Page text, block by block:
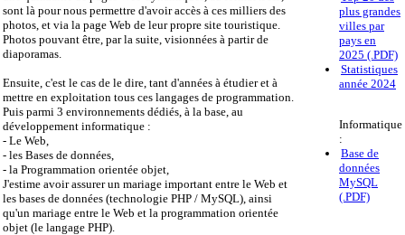
sont là pour nous permettre d'avoir accès à ces milliers des
photos, et via la page Web de leur propre site touristique.
Photos pouvant être, par la suite, visionnées à partir de
diaporamas.
Ensuite, c'est le cas de le dire, tant d'années à étudier et à
mettre en exploitation tous ces langages de programmation.
Puis parmi 3 environnements dédiés, à la base, au
développement informatique :
- Le Web,
- les Bases de données,
- la Programmation orientée objet,
J'estime avoir assurer un mariage important entre le Web et
les bases de données (technologie PHP / MySQL), ainsi
qu'un mariage entre le Web et la programmation orientée
objet (le langage PHP).
plus grandes
villes par
pays en
2025 (.PDF)
Statistiques
année 2024
Informatique
:
Base de
données
MySQL
(.PDF)